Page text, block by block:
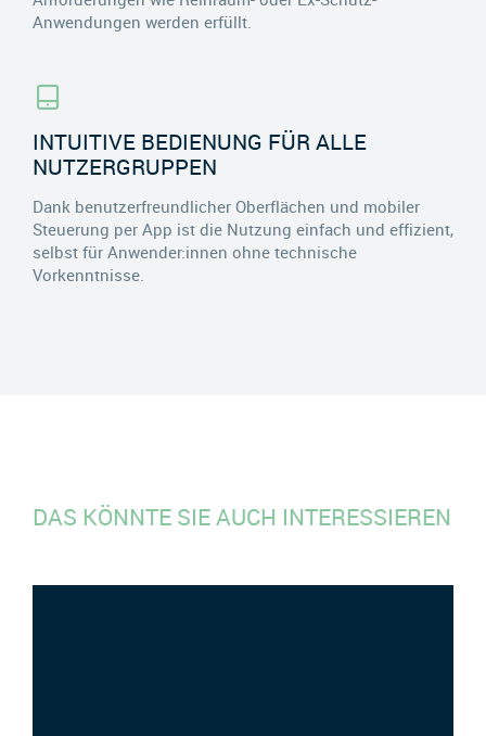
Anwendungen werden erfüllt.
INTUITIVE BEDIENUNG FÜR ALLE
NUTZERGRUPPEN
Dank benutzerfreundlicher Oberflächen und mobiler
Steuerung per App ist die Nutzung einfach und effizient,
selbst für Anwender:innen ohne technische
Vorkenntnisse.
DAS KÖNNTE SIE AUCH INTERESSIEREN